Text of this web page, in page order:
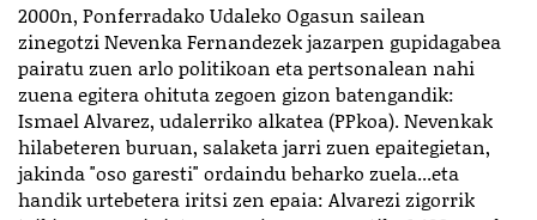
2000n, Ponferradako Udaleko Ogasun sailean
zinegotzi Nevenka Fernandezek jazarpen gupidagabea
pairatu zuen arlo politikoan eta pertsonalean nahi
zuena egitera ohituta zegoen gizon batengandik:
Ismael Alvarez, udalerriko alkatea (PPkoa). Nevenkak
hilabeteren buruan, salaketa jarri zuen epaitegietan,
jakinda "oso garesti" ordaindu beharko zuela...eta
handik urtebetera iritsi zen epaia: Alvarezi zigorrik